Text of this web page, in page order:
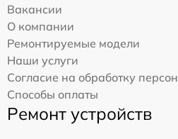
Вакансии
О компании
Ремонтируемые модели
Наши услуги
Согласие на обработку
Способы оплаты
Ремонт устройств